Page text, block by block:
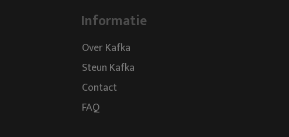
Informatie
Over Kafka
Steun Kafka
Contact
FAQ